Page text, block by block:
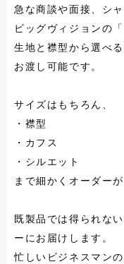
急な商談や面接、シ
ビッグヴィジョンの
生地と襟型から選べ
お渡し可能です。
サイズはもちろん、
・襟型
・カフス
・シルエット
まで細かくオーダーが
既製品では得られな
ーにお届けします。
忙しいビジネスマン